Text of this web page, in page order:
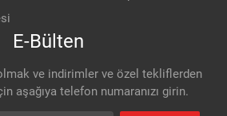
E-Bülten
ve indirimler ve özel tekliflerden
aşağıya telefon numaranızı girin.